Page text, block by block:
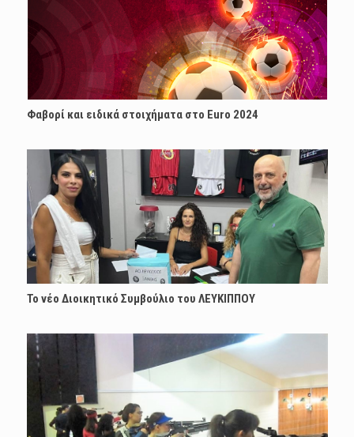
Φαβορί και ειδικά στοιχήματα στο Euro 2024
Το νέο Διοικητικό Συμβούλιο του ΛΕΥΚΙΠΠΟΥ